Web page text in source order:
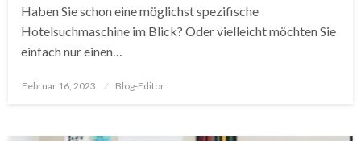
Haben Sie schon eine möglichst spezifische
Hotelsuchmaschine im Blick? Oder vielleicht möchten Sie
einfach nur einen…
Posted
Februar 16, 2023 Blog-Editor